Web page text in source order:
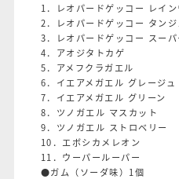
1．レオパードゲッコー レイ
2．レオパードゲッコー タンジ
3．レオパードゲッコー スー
4．アオジタトカゲ
5．アメフクラガエル
6．イエアメガエル グレージュ
7．イエアメガエル グリーン
8．ツノガエル マスカット
9．ツノガエル ストロベリー
10．エボシカメレオン
11．ウーパールーパー
●ガム（ソーダ味）1個